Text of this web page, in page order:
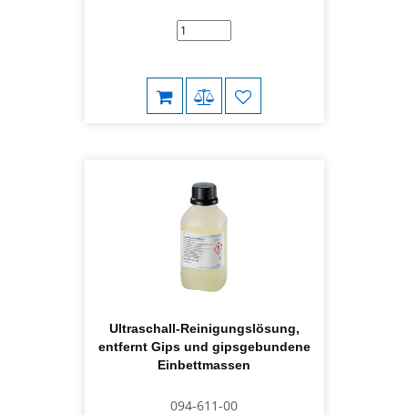
Ultraschall-Reinigungslösung,
entfernt Gips und gipsgebundene
Einbettmassen
094-611-00